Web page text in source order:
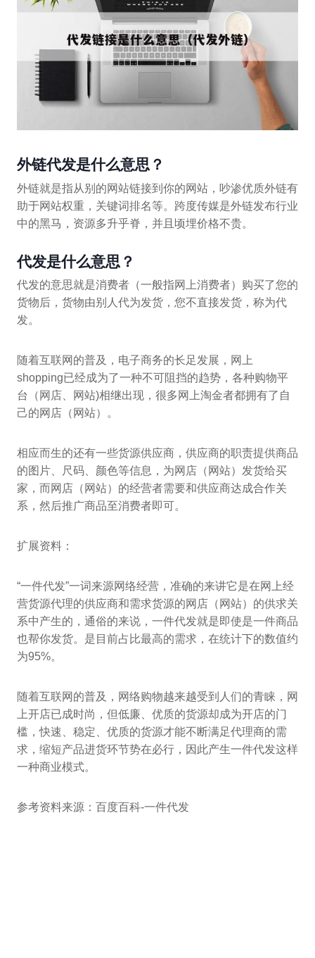
外链代发是什么意思？
外链就是指从别的网站链接到你的网站，吵渗优质外链有
助于网站权重，关键词排名等。跨度传媒是外链发布行业
中的黑马，资源多升乎脊，并且顷埋价格不贵。
代发是什么意思？
代发的意思就是消费者（一般指网上消费者）购买了您的
货物后，货物由别人代为发货，您不直接发货，称为代
发。
随着互联网的普及，电子商务的长足发展，网上
shopping已经成为了一种不可阻挡的趋势，各种购物平
台（网店、网站)相继出现，很多网上淘金者都拥有了自
己的网店（网站）。
相应而生的还有一些货源供应商，供应商的职责提供商品
的图片、尺码、颜色等信息，为网店（网站）发货给买
家，而网店（网站）的经营者需要和供应商达成合作关
系，然后推广商品至消费者即可。
扩展资料：
“一件代发”一词来源网络经营，准确的来讲它是在网上经
营货源代理的供应商和需求货源的网店（网站）的供求关
系中产生的，通俗的来说，一件代发就是即使是一件商品
也帮你发货。是目前占比最高的需求，在统计下的数值约
为95%。
随着互联网的普及，网络购物越来越受到人们的青睐，网
上开店已成时尚，但低廉、优质的货源却成为开店的门
槛，快速、稳定、优质的货源才能不断满足代理商的需
求，缩短产品进货环节势在必行，因此产生一件代发这样
一种商业模式。
参考资料来源：百度百科-一件代发